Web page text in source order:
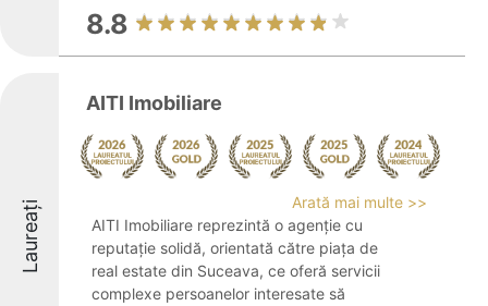
8.8
Laureați
AITI Imobiliare
Arată mai multe >>
AITI Imobiliare reprezintă o agenție cu
reputație solidă, orientată către piața de
real estate din Suceava, ce oferă servicii
complexe persoanelor interesate să